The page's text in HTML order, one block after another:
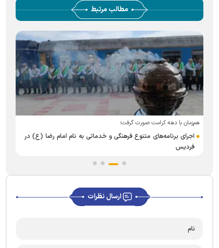
مطالب مرتبط
هم‌زمان با دهه کرامت صورت گرفت؛
اجرای برنامه‌های متنوع فرهنگی و خدماتی به نام امام رضا (ع) در
فردیس
ارسال نظرات